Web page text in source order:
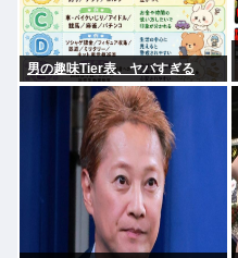
男の趣味Tier表、ヤバすぎる